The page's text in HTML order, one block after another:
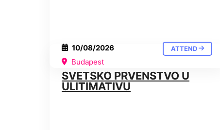
10/08/2026 ATTEND
Budapest
SVETSKO PRVENSTVO U
ULITIMATIVU